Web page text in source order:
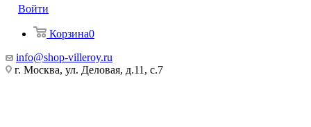
Войти
Корзина0
info@shop-villeroy.ru
г. Москва, ул. Деловая, д.11, с.7